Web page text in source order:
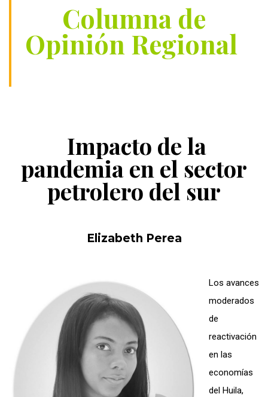
Columna de
Opinión Regional
Impacto de la
pandemia en el sector
petrolero del sur
Elizabeth Perea
Los avances
moderados
de
reactivación
en las
economías
del Huila,